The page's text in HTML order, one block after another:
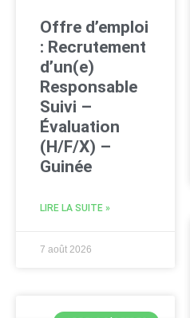
Offre d’emploi
: Recrutement
d’un(e)
Responsable
Suivi –
Évaluation
(H/F/X) –
Guinée
LIRE LA SUITE »
7 août 2026